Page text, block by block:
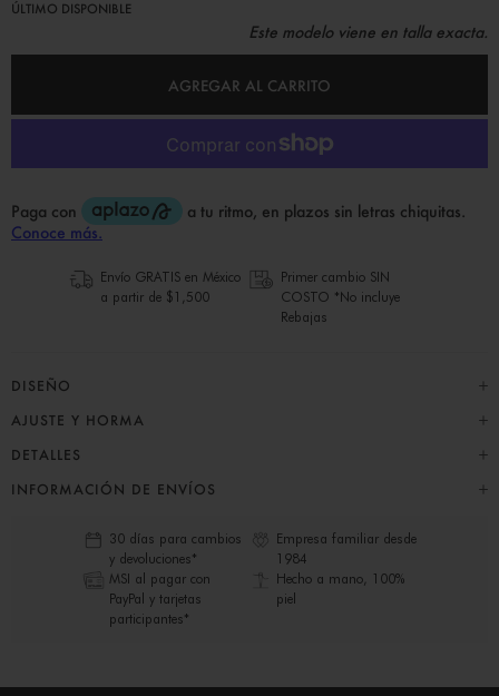
ÚLTIMO DISPONIBLE
Este modelo viene en talla exacta.
AGREGAR AL CARRITO
Envío GRATIS en México
a partir de $1,500
Primer cambio SIN
COSTO *No incluye
Rebajas
DISEÑO
AJUSTE Y HORMA
DETALLES
INFORMACIÓN DE ENVÍOS
30 días para cambios
y devoluciones*
Empresa familiar desde
1984
MSI al pagar con
PayPal y tarjetas
participantes*
Hecho a mano, 100%
piel